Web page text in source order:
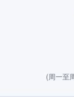
(周一至